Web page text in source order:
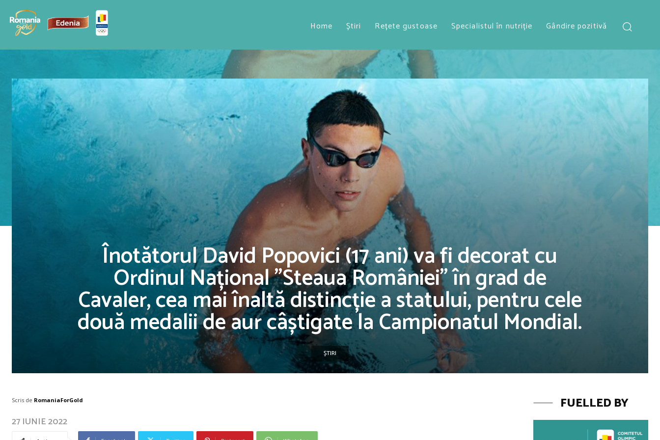
Home Știri Rețete gustoase Specialistul în nutriție Gândire pozitivă
Înotătorul David Popovici (17 ani) va fi decorat cu
Ordinul Național ”Steaua României” în grad de
Cavaler, cea mai înaltă distincție a statului, pentru cele
două medalii de aur câștigate la Campionatul Mondial.
ȘTIRI
Scris de RomaniaForGold
27 IUNIE 2022
FUELLED BY